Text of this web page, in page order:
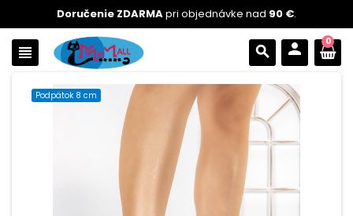
Doručenie ZDARMApri objednávke nad 90 €.
view_headline search person 0
Podpätok 8 cm